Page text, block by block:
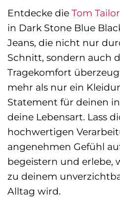
Entdecke die Tom Tailor
in Dark Stone Blue
Jeans, die nicht nur
Schnitt, sondern auch
Tragekomfort
mehr als nur ein
Statement für deinen
deine Lebensart. Lass
hochwertigen
angenehmen Gefühl
begeistern und erlebe,
zu deinem
Alltag wird.